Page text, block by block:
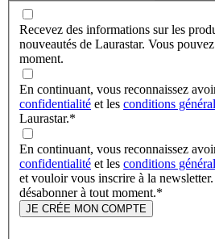
Recevez des informations sur les
nouveautés de Laurastar. Vous
moment.
En continuant, vous reconnaissez
confidentialité et les conditions
Laurastar.*
En continuant, vous reconnaissez
confidentialité et les conditions
et vouloir vous inscrire à la
désabonner à tout moment.*
JE CRÉE MON COMPTE